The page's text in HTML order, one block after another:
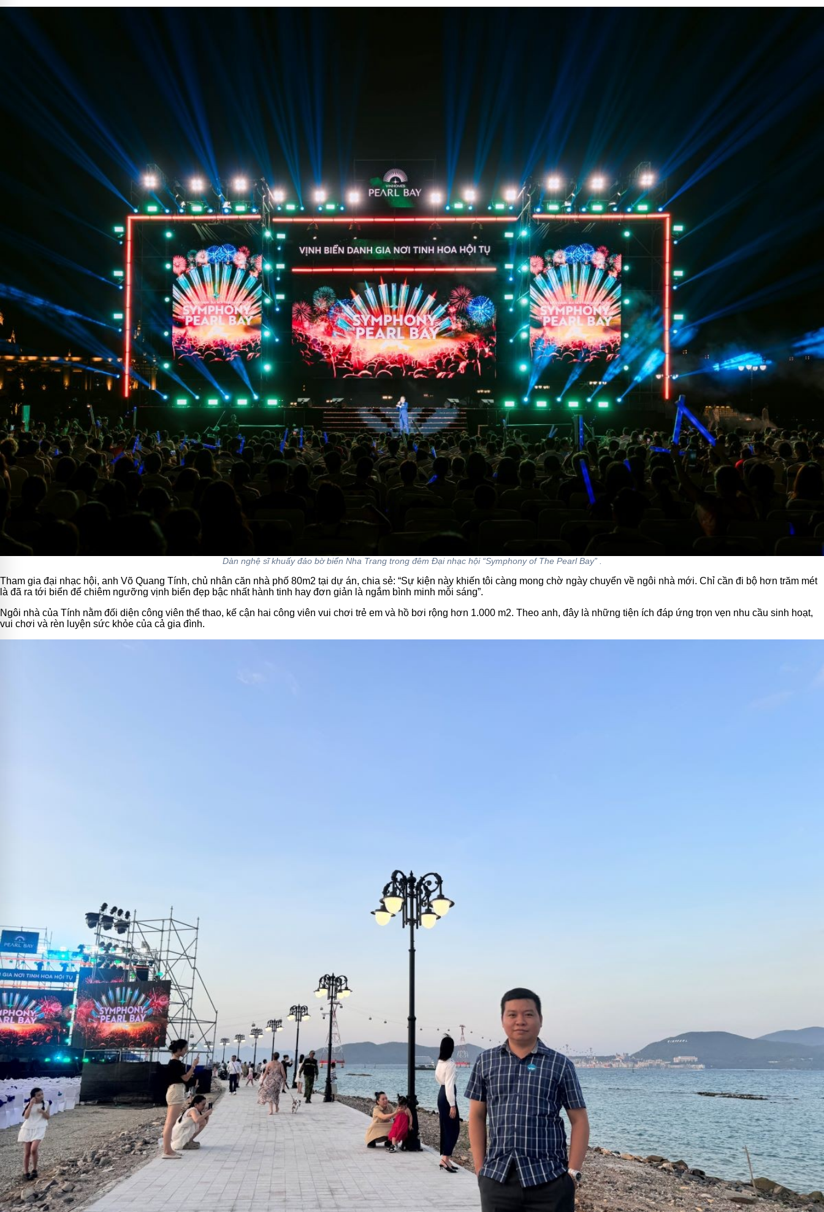
Dàn nghệ sĩ khuấy đảo bờ biển Nha Trang trong đêm Đại nhạc hội “Symphony of The Pearl Bay” .
Tham gia đại nhạc hội, anh Võ Quang Tính, chủ nhân căn nhà phố 80m2 tại dự án, chia sẻ: “Sự kiện này khiến tôi càng mong chờ ngày chuyển về ngôi nhà mới. Chỉ cần đi bộ hơn trăm mét
là đã ra tới biển để chiêm ngưỡng vịnh biển đẹp bậc nhất hành tinh hay đơn giản là ngắm bình minh mỗi sáng”.
Ngôi nhà của Tính nằm đối diện công viên thể thao, kế cận hai công viên vui chơi trẻ em và hồ bơi rộng hơn 1.000 m2. Theo anh, đây là những tiện ích đáp ứng trọn vẹn nhu cầu sinh hoạt,
vui chơi và rèn luyện sức khỏe của cả gia đình.